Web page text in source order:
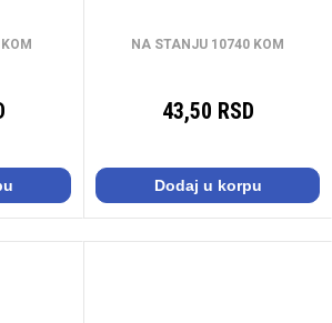
NA STANJU 10740 KOM
43,50 RSD
Dodaj u korpu